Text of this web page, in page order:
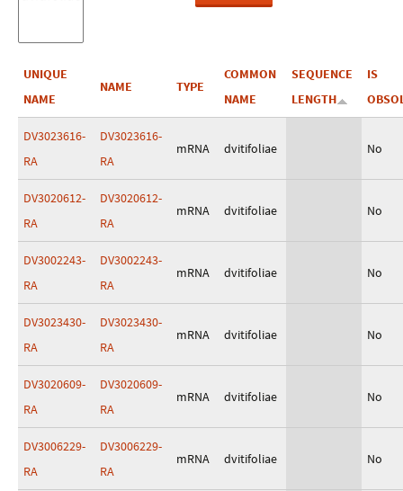
UNIQUE
NAME
NAME TYPE
COMMON
NAME
SEQUENCE
LENGTH
IS
DV3023616-
RA
DV3023616-
RA
mRNA dvitifoliae No
DV3020612-
RA
DV3020612-
RA
mRNA dvitifoliae No
DV3002243-
RA
DV3002243-
RA
mRNA dvitifoliae No
DV3023430-
RA
DV3023430-
RA
mRNA dvitifoliae No
DV3020609-
RA
DV3020609-
RA
mRNA dvitifoliae No
DV3006229-
RA
DV3006229-
RA
mRNA dvitifoliae No